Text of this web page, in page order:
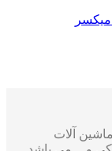
آلات